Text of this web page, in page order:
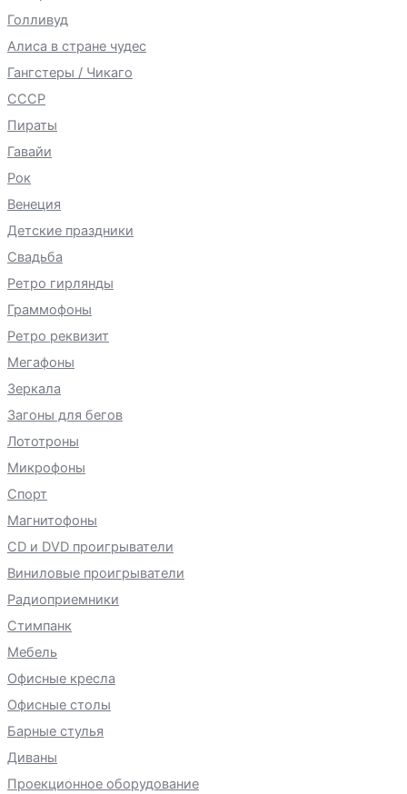
Голливуд
Алиса в стране чудес
Гангстеры / Чикаго
СССР
Пираты
Гавайи
Рок
Венеция
Детские праздники
Свадьба
Ретро гирлянды
Граммофоны
Ретро реквизит
Мегафоны
Зеркала
Загоны для бегов
Лототроны
Микрофоны
Спорт
Магнитофоны
CD и DVD проигрыватели
Виниловые проигрыватели
Радиоприемники
Стимпанк
Мебель
Офисные кресла
Офисные столы
Барные стулья
Диваны
Проекционное оборудование